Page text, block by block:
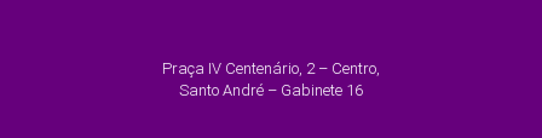
Praça IV Centenário, 2 – Centro,
Santo André – Gabinete 16